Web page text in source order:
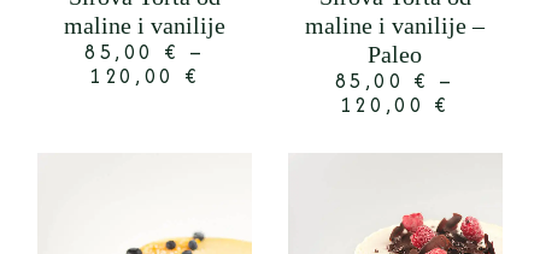
maline i vanilije
85,00 € –
120,00 €
maline i vanilije –
Paleo
85,00 € –
120,00 €